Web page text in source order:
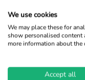
100% Legal &
Kein Abo. Fairer
We use cookies
We may place these for
show personalised content
more information about the
Accept all